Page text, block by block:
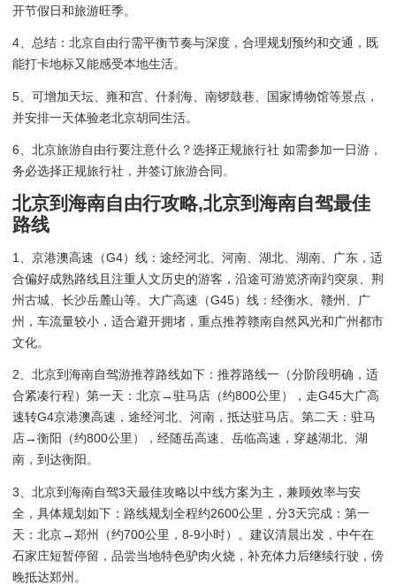
开节假日和旅游旺季。
4、总结：北京自由行需平衡节奏与深度，合理规划预约和交通，既
能打卡地标又能感受本地生活。
5、可增加天坛、雍和宫、什刹海、南锣鼓巷、国家博物馆等景点，
并安排一天体验老北京胡同生活。
6、北京旅游自由行要注意什么？选择正规旅行社 如需参加一日游，
务必选择正规旅行社，并签订旅游合同。
北京到海南自由行攻略,北京到海南自驾最佳
路线
1、京港澳高速（G4）线：途经河北、河南、湖北、湖南、广东，适
合偏好成熟路线且注重人文历史的游客，沿途可游览济南趵突泉、荆
州古城、长沙岳麓山等。大广高速（G45）线：经衡水、赣州、广
州，车流量较小，适合避开拥堵，重点推荐赣南自然风光和广州都市
文化。
2、北京到海南自驾游推荐路线如下：推荐路线一（分阶段明确，适
合紧凑行程）第一天：北京→驻马店（约800公里），走G45大广高
速转G4京港澳高速，途经河北、河南，抵达驻马店。第二天：驻马
店→衡阳（约800公里），经随岳高速、岳临高速，穿越湖北、湖
南，到达衡阳。
3、北京到海南自驾3天最佳攻略以中线方案为主，兼顾效率与安
全，具体规划如下：路线规划全程约2600公里，分3天完成：第一
天：北京→郑州（约700公里，8-9小时）。建议清晨出发，中午在
石家庄短暂停留，品尝当地特色驴肉火烧，补充体力后继续行驶，傍
晚抵达郑州。